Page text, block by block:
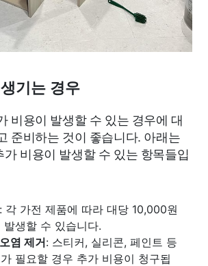
기는 경우
비용이 발생할 수 있는 경우에 대
준비하는 것이 좋습니다. 아래는
가 비용이 발생할 수 있는 항목들입
: 각 가전 제품에 따라 대당 10,000원
생할 수 있습니다.
염 제거: 스티커, 실리콘, 페인트 등
필요할 경우 추가 비용이 청구됩